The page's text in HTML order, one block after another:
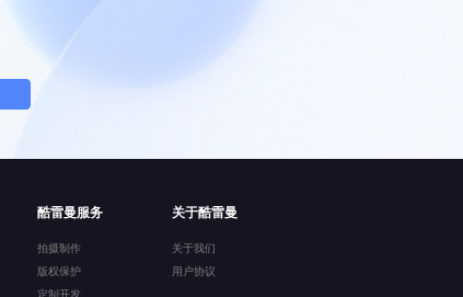
酷雷曼服务
拍摄制作
版权保护
定制开发
关于酷雷曼
关于我们
用户协议